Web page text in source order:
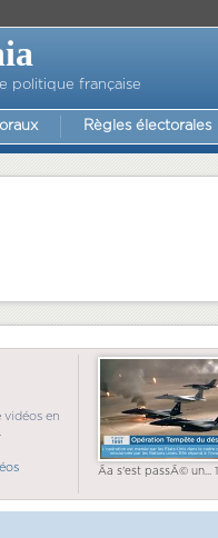
politique française
Règles électorales
vidéos en
Ãa s'est passÃ© un...